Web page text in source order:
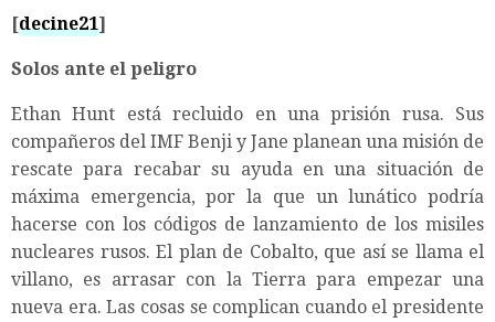
[decine21]
Solos ante el peligro
Ethan Hunt está recluido en una prisión rusa. Sus
compañeros del IMF Benji y Jane planean una misión de
rescate para recabar su ayuda en una situación de
máxima emergencia, por la que un lunático podría
hacerse con los códigos de lanzamiento de los misiles
nucleares rusos. El plan de Cobalto, que así se llama el
villano, es arrasar con la Tierra para empezar una
nueva era. Las cosas se complican cuando el presidente